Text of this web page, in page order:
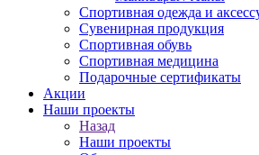
Cпортивная одежда и
Сувенирная продукция
Спортивная обувь
Спортивная медицина
Подарочные сертификаты
Акции
Наши проекты
Назад
Наши проекты